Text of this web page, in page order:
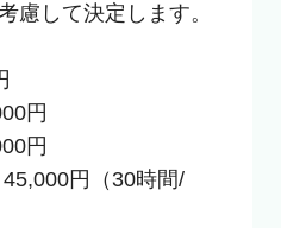
慮して決定します。
円
円
円（30時間/